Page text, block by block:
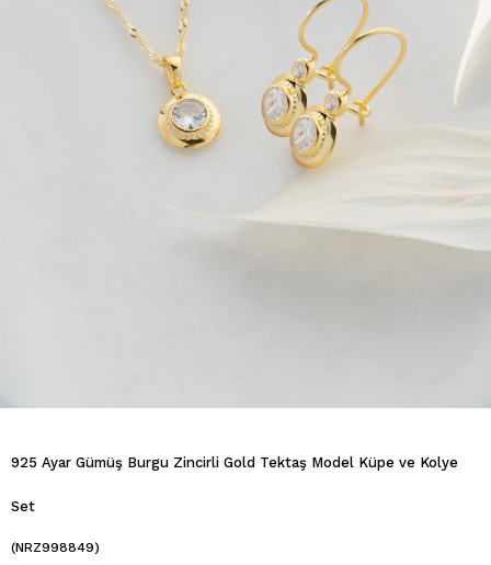
925 Ayar Gümüş Burgu Zincirli Gold Tektaş Model Küpe ve Kolye
Set
(NRZ998849)